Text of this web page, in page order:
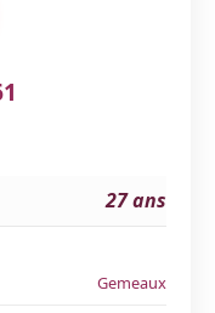
27 ans
Gemeaux